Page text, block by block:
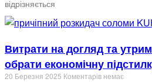
відрізняється
Витрати на догляд та
обрати економічну
20 Березня 2025 Коментарів немає